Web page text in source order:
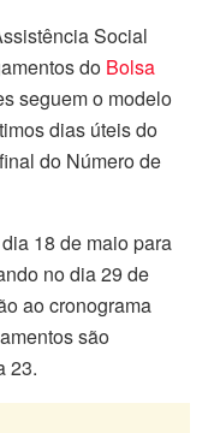
Social
do Bolsa
seguem o modelo
dias úteis do
do Número de
18 de maio para
no dia 29 de
ao cronograma
são
23.